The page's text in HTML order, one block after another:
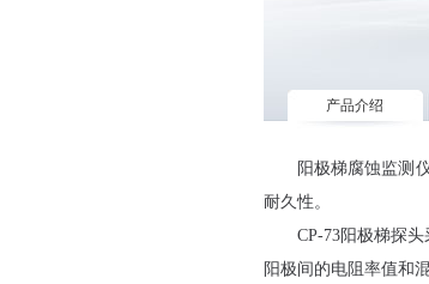
产品介绍
阳极梯腐蚀监测
耐久性。
CP-73阳极梯探
阳极间的电阻率值和